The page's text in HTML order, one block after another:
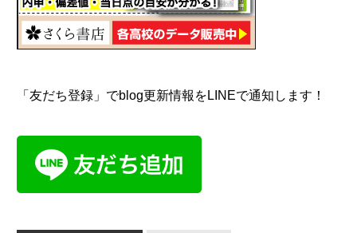
「友だち登録」でblog更新情報をLINEで通知します！